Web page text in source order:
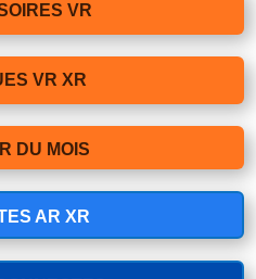
VR
VR XR
DU MOIS
AR XR